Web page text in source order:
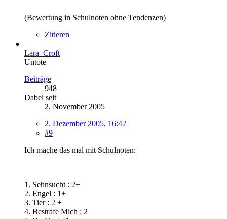
(Bewertung in Schulnoten ohne Tendenzen)
Zitieren
Lara_Croft
Untote
Beiträge
948
Dabei seit
2. November 2005
2. Dezember 2005, 16:42
#9
Ich mache das mal mit Schulnoten:
1. Sehnsucht : 2+
2. Engel : 1+
3. Tier : 2 +
4. Bestrafe Mich : 2